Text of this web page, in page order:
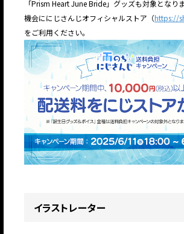
「Prism Heart June Bride」グッズも対象となり
機会ににじさんじオフィシャルストア（https://
をご利用ください。
イラストレーター